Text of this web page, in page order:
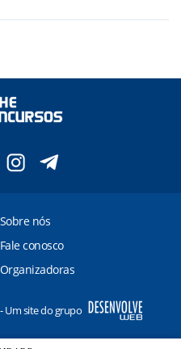
Sobre nós
Fale conosco
Organizadoras
Um site do grupo